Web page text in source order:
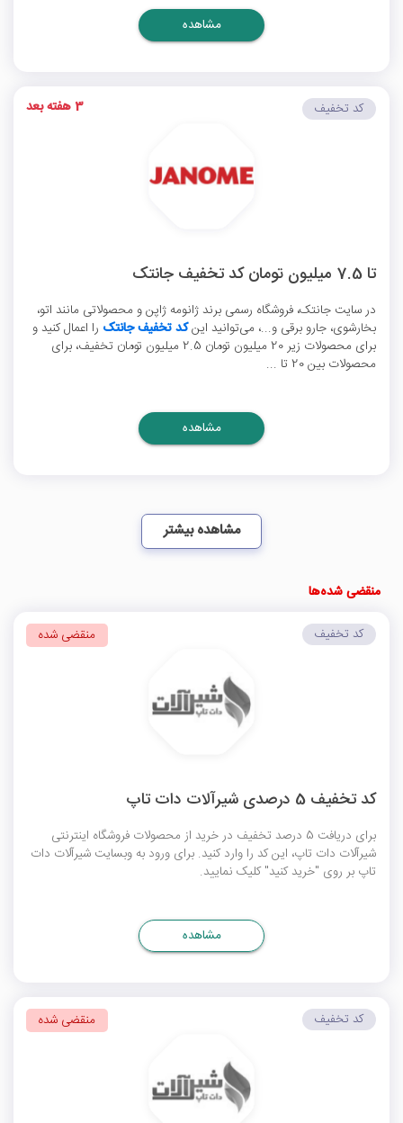
مشاهده
تا 7.5 میلیون تومان کد تخفیف جانتک
در سایت جانتک، فروشگاه رسمی برند ژانومه ژاپن و محصولاتی مانند اتو،
بخارشوی، جارو برقی و...، می‌توانید اینکد تخفیف جانتک را اعمال کنید و
برای محصولات زیر 20 میلیون تومان 2.5 میلیون تومان تخفیف، برای
محصولات بین 20 تا ...
کد تخفیف 3 هفته بعد
مشاهده
مشاهده بیشتر
منقضی شده‌ها
کد تخفیف 5 درصدی شیرآلات دات تاپ
برای دریافت 5 درصد تخفیف در خرید از محصولات فروشگاه اینترنتی
شیرآلات دات تاپ، این کد را وارد کنید. برای ورود به وبسایت شیرآلات دات
تاپ بر روی "خرید کنید" کلیک نمایید.
کد تخفیف منقضی شده
مشاهده
کد تخفیف منقضی شده